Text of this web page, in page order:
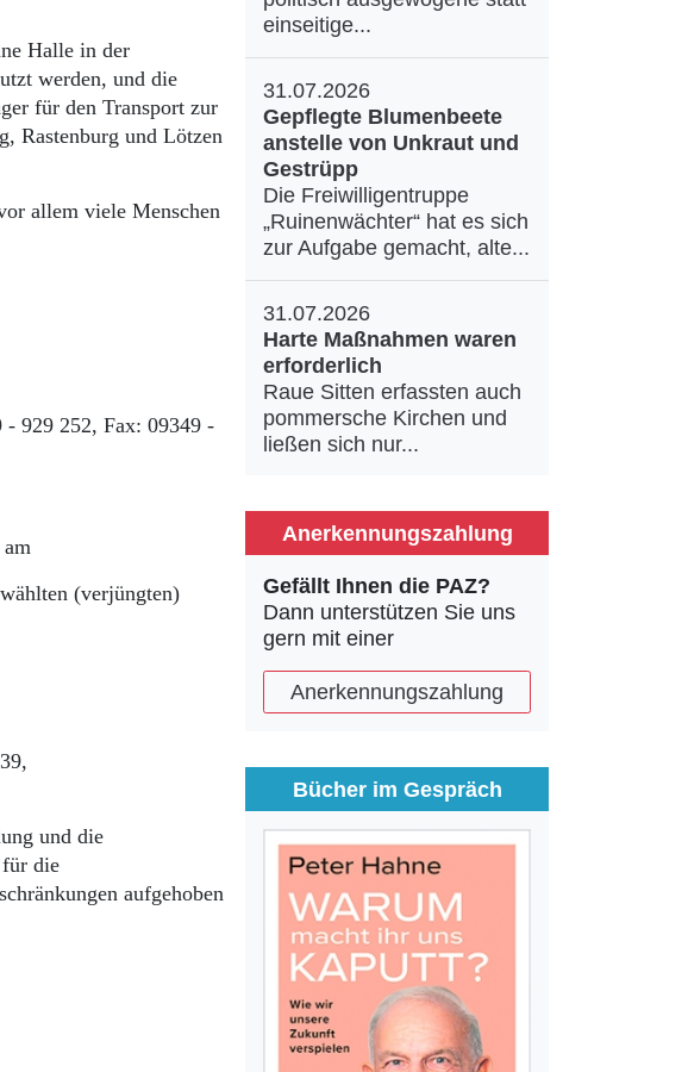
Halle in der
werden, und die
für den Transport zur
Rastenburg und Lötzen
allem viele Menschen
929 252, Fax: 09349 -
(verjüngten)
und die
für die
aufgehoben
einseitige...
31.07.2026
Gepflegte Blumenbeete
anstelle von Unkraut und
Gestrüpp
Die Freiwilligentruppe
„Ruinenwächter“ hat es sich
zur Aufgabe gemacht, alte...
31.07.2026
Harte Maßnahmen waren
erforderlich
Raue Sitten erfassten auch
pommersche Kirchen und
ließen sich nur...
Anerkennungszahlung
Gefällt Ihnen die PAZ?
Dann unterstützen Sie uns
gern mit einer
Anerkennungszahlung
Bücher im Gespräch